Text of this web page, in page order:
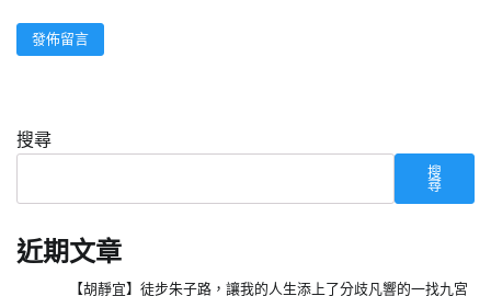
搜尋
搜
尋
近期文章
【胡靜宜】徒步朱子路，讓我的人生添上了分歧凡響的一找九宮